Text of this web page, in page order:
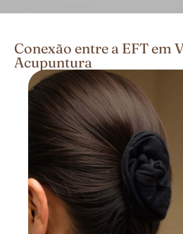
Conexão entre a EFT em
Acupuntura